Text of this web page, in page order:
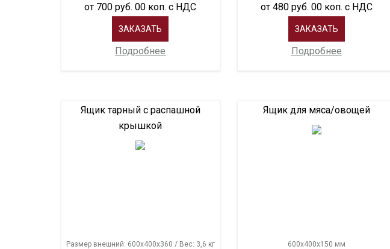
от 700 руб. 00 коп. с НДС
ЗАКАЗАТЬ
Подробнее
от 480 руб. 00 коп. с НДС
ЗАКАЗАТЬ
Подробнее
Ящик тарный с распашной
крышкой
Размер внешний: 600х400х360 / Вес: 3,6 кг
Ящик для мяса/овощей
600х400х150 мм